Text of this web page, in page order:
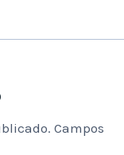
Campos